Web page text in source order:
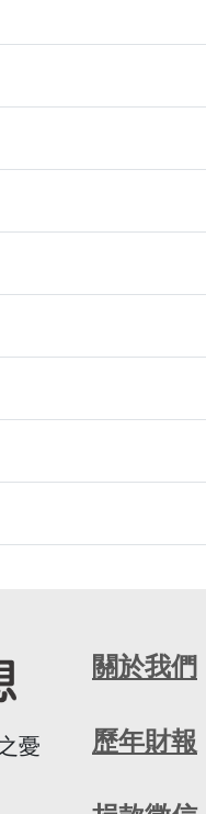
憂
關於我們
歷年財報